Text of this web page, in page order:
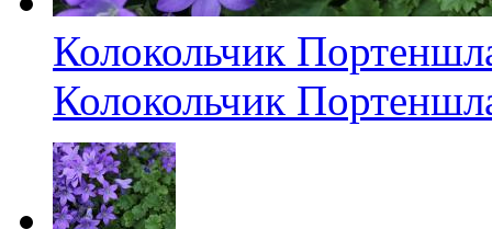
Колокольчик
Колокольчик